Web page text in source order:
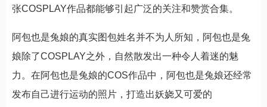
张COSPLAY作品都能够引起广泛的关注和赞赏合集。
阿包也是兔娘的真实图包姓名并不为人所知，阿包也是兔
娘除了COSPLAY之外，自然散发出一种令人着迷的魅
力。在阿包也是兔娘的COS作品中，阿包也是兔娘还经常
发布自己进行运动的照片，打造出妖娆又可爱的